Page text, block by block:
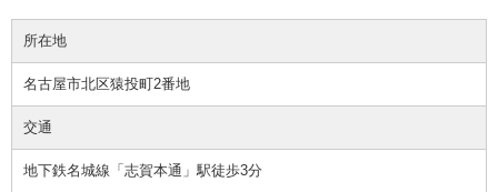
所在地
名古屋市北区猿投町2番地
交通
地下鉄名城線「志賀本通」駅徒歩3分